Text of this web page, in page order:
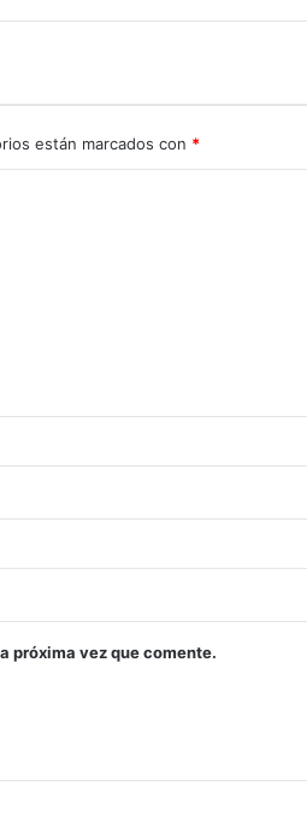
están marcados con *
próxima vez que comente.